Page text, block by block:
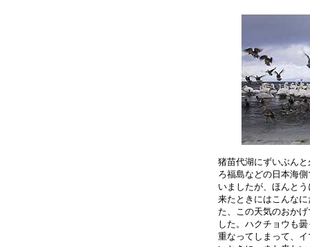
猪苗代湖にずいぶん
ろ福島などの日本海
いましたが、ほんと
来たときにはこんな
た、この天気のおか
した。ハクチョウも
重なってしまって、